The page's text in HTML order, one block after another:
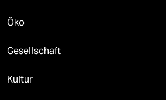
Öko
Gesellschaft
Kultur